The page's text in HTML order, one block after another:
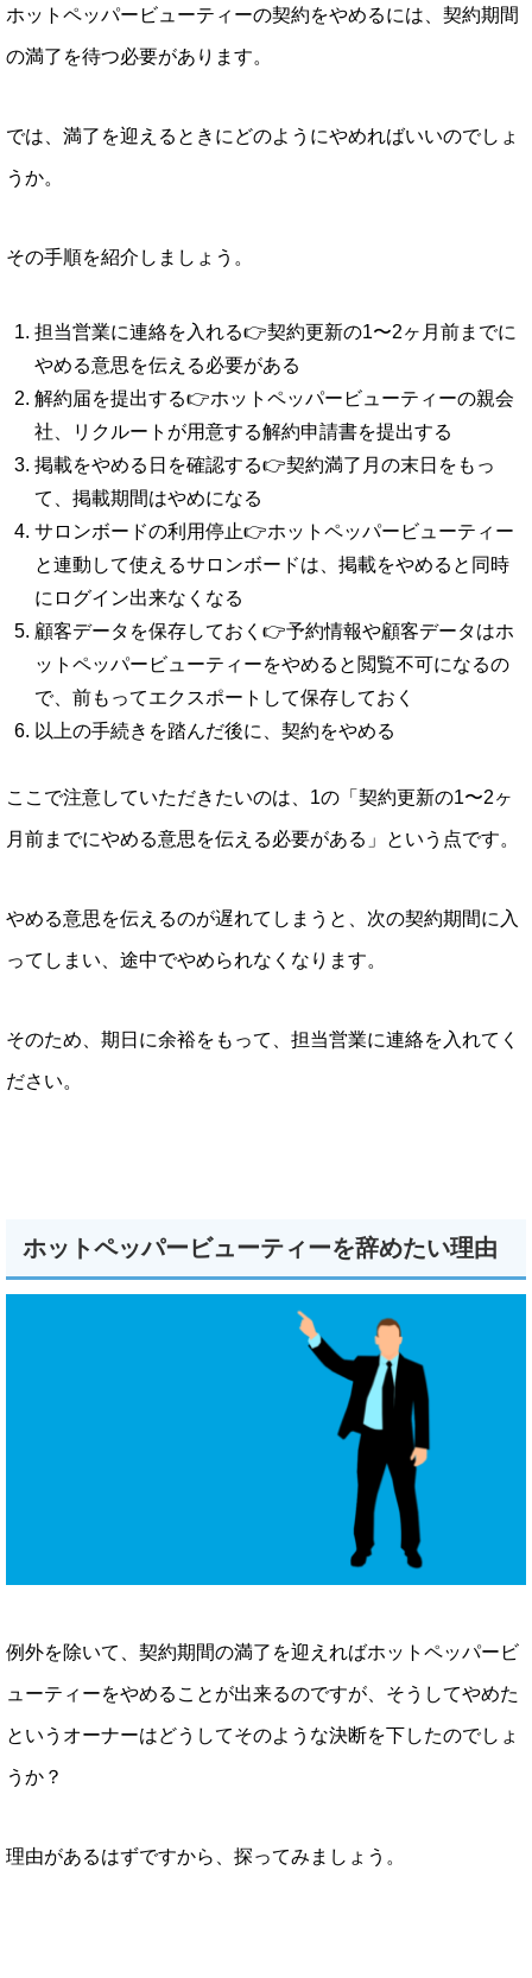
ホットペッパービューティーの契約をやめるには、契約期間
の満了を待つ必要があります。
では、満了を迎えるときにどのようにやめればいいのでしょ
うか。
その手順を紹介しましょう。
担当営業に連絡を入れる👉契約更新の1〜2ヶ月前までに
やめる意思を伝える必要がある
解約届を提出する👉ホットペッパービューティーの親会
社、リクルートが用意する解約申請書を提出する
掲載をやめる日を確認する👉契約満了月の末日をもっ
て、掲載期間はやめになる
サロンボードの利用停止👉ホットペッパービューティー
と連動して使えるサロンボードは、掲載をやめると同時
にログイン出来なくなる
顧客データを保存しておく👉予約情報や顧客データはホ
ットペッパービューティーをやめると閲覧不可になるの
で、前もってエクスポートして保存しておく
以上の手続きを踏んだ後に、契約をやめる
ここで注意していただきたいのは、1の「契約更新の1〜2ヶ
月前までにやめる意思を伝える必要がある」という点です。
やめる意思を伝えるのが遅れてしまうと、次の契約期間に入
ってしまい、途中でやめられなくなります。
そのため、期日に余裕をもって、担当営業に連絡を入れてく
ださい。
ホットペッパービューティーを辞めたい理由
例外を除いて、契約期間の満了を迎えればホットペッパービ
ューティーをやめることが出来るのですが、そうしてやめた
というオーナーはどうしてそのような決断を下したのでしょ
うか？
理由があるはずですから、探ってみましょう。